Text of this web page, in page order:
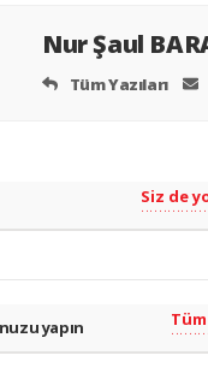
Nur Şaul
Tüm Yazıları
Siz de
yapın